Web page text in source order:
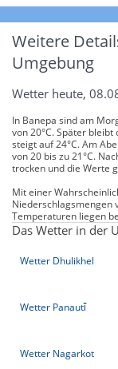
Weitere
Umgebung
Wetter heute,
In Banepa sind am
von 20°C. Später
steigt auf 24°C. Am
von 20 bis zu 21°C.
trocken und die Werte
Mit einer
Niederschlagsmengen
Temperaturen liegen
Das Wetter in der
Wetter Dhulikhel
Wetter Panauti̇̄
Wetter Nagarkot